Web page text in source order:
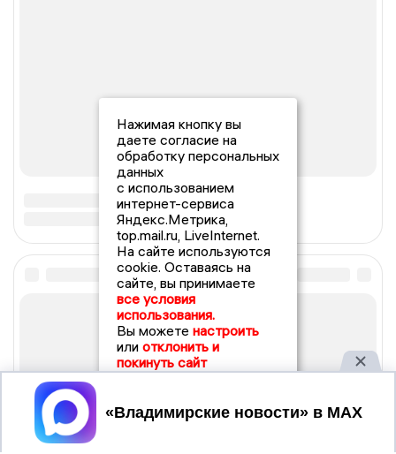
Нажимая кнопку вы
даете согласие на
обработку персональных
данных
с использованием
интернет-сервиса
Яндекс.Метрика,
top.mail.ru, LiveInternet.
На сайте используются
cookie. Оставаясь на
сайте, вы принимаете
все условия
использования.
Вы можете настроить
или отклонить и
покинуть сайт
Принять